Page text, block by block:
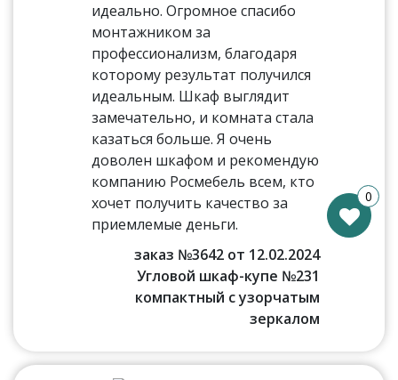
идеально. Огромное спасибо
монтажником за
профессионализм, благодаря
которому результат получился
идеальным. Шкаф выглядит
замечательно, и комната стала
казаться больше. Я очень
доволен шкафом и рекомендую
компанию Росмебель всем, кто
хочет получить качество за
приемлемые деньги.
заказ №3642 от 12.02.2024
Угловой шкаф-купе №231
компактный с узорчатым
зеркалом
0